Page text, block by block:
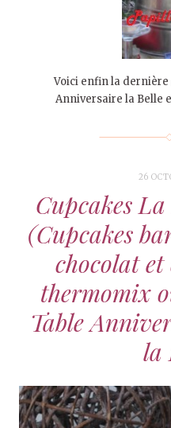
Voici enfin la dernière
Anniversaire la Belle
26
Cupcakes
(Cupcakes
chocolat
thermomix
Table
la